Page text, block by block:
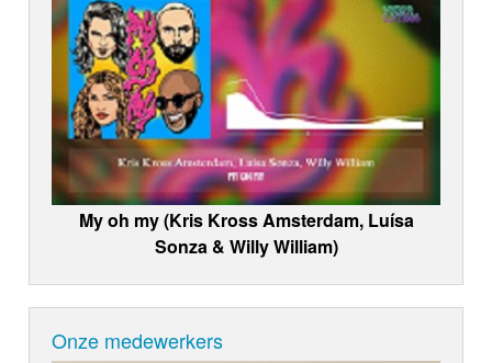
My oh my (Kris Kross Amsterdam, Luísa
Sonza & Willy William)
Onze medewerkers